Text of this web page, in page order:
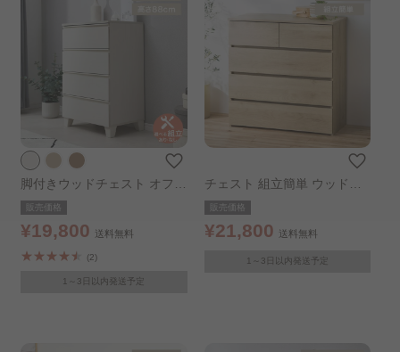
脚付きウッドチェスト オフホ
ワイト
販売価格
¥19,800 送料無料
(2)
1～3日以内発送予定
チェスト 組立簡単 ウッドチ
ェスト 組立簡単チェスト 4段
幅79㎝ ナチュラル
販売価格
¥21,800 送料無料
1～3日以内発送予定